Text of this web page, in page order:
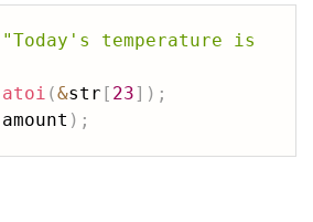
"Today's temperature is
atoi (&str [ 23] ) ;
amount ) ;